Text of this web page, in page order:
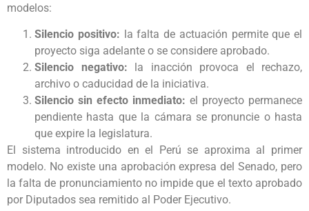
modelos:
Silencio positivo: la falta de actuación permite que el
proyecto siga adelante o se considere aprobado.
Silencio negativo: la inacción provoca el rechazo,
archivo o caducidad de la iniciativa.
Silencio sin efecto inmediato: el proyecto permanece
pendiente hasta que la cámara se pronuncie o hasta
que expire la legislatura.
El sistema introducido en el Perú se aproxima al primer
modelo. No existe una aprobación expresa del Senado, pero
la falta de pronunciamiento no impide que el texto aprobado
por Diputados sea remitido al Poder Ejecutivo.